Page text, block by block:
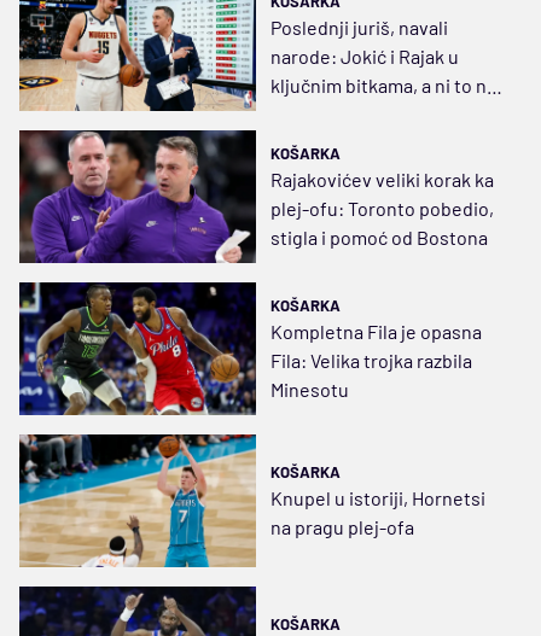
Poslednji juriš, navali
narode: Jokić i Rajak u
ključnim bitkama, a ni to nije
KOŠARKA
Rajakovićev veliki korak ka
plej-ofu: Toronto pobedio,
stigla i pomoć od Bostona
KOŠARKA
Kompletna Fila je opasna
Fila: Velika trojka razbila
Minesotu
KOŠARKA
Knupel u istoriji, Hornetsi
na pragu plej-ofa
KOŠARKA